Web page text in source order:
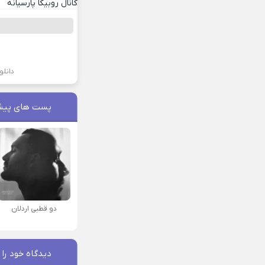
کانال روبیکا پارسیانه
پست های
دو قطبی اردلان
دیدگاه خود